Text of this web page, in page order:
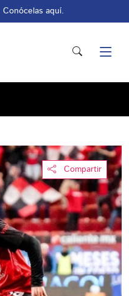
Conócelas aquí.
Compartir